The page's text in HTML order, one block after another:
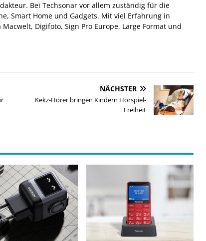
Bei Techsonar vor allem zuständig für die
Smart Home und Gadgets. Mit viel Erfahrung in
Macwelt, Digifoto, Sign Pro Europe, Large Format und
NÄCHSTER
Kekz-Hörer bringen Kindern Hörspiel-
Freiheit